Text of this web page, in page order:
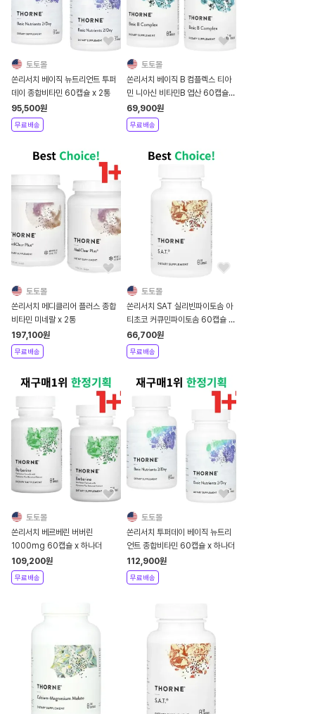
토토몰
쏜리서치 베이직 뉴트리언트 투퍼
데이 종합비타민 60캡슐 x 2통
95,500원
무료배송
토토몰
쏜리서치 베이직 B 컴플렉스 티아
민 니아신 비타민B 엽산 60캡슐 x
2통
69,900원
무료배송
토토몰
쏜리서치 메디클리어 플러스 종합
비타민 미네랄 x 2통
197,100원
무료배송
토토몰
쏜리서치 SAT 실리빈파이토솜 아
티초코 커큐민파이토솜 60캡슐 x
1통
66,700원
무료배송
토토몰
쏜리서치 베르베린 버버린
1000mg 60캡슐 x 하나더
109,200원
무료배송
토토몰
쏜리서치 투퍼데이 베이직 뉴트리
언트 종합비타민 60캡슐 x 하나더
112,900원
무료배송